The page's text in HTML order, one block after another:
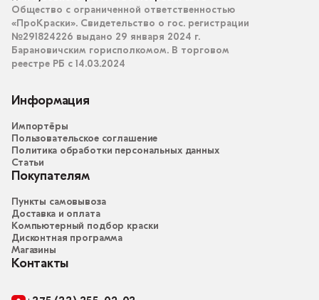
Общество с ограниченной ответственностью
«ПроКраски». Свидетельство о гос. регистрации
№291824226 выдано 29 января 2024 г.
Барановичским горисполкомом. В торговом
реестре РБ с 14.03.2024
Информация
Импортёры
Пользовательское соглашение
Политика обработки персональных данных
Статьи
Покупателям
Пункты самовывоза
Доставка и оплата
Компьютерный подбор краски
Дисконтная программа
Магазины
Контакты